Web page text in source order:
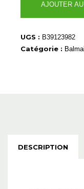
B39123982
AJOUTER
UGS : B39123982
Catégorie :
DESCRIPTION